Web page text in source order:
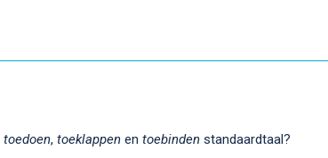
toedoen, toeklappen en toebinden standaardtaal?